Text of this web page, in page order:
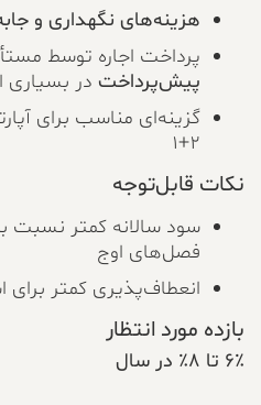
هزینه‌های نگهداری و
پرداخت اجاره توسط
پیش‌پرداختدر بسیاری
۲+۱
نکات قابل‌توجه
سود سالانه کمتر نسبت
فصل‌های اوج
انعطاف‌پذیری کمتر
بازده مورد انتظار
۶٪ تا ۸٪ در سال